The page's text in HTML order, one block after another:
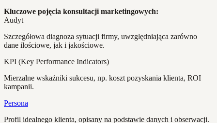
Kluczowe pojęcia konsultacji marketingowych:
Audyt
Szczegółowa diagnoza sytuacji firmy, uwzględniająca zarówno
dane ilościowe, jak i jakościowe.
KPI (Key Performance Indicators)
Mierzalne wskaźniki sukcesu, np. koszt pozyskania klienta, ROI
kampanii.
Persona
Profil idealnego klienta, opisany na podstawie danych i obserwacji.